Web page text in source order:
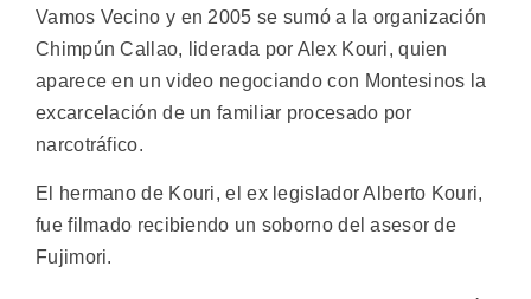
Vamos Vecino y en 2005 se sumó a la organización
Chimpún Callao, liderada por Alex Kouri, quien
aparece en un video negociando con Montesinos la
excarcelación de un familiar procesado por
narcotráfico.
El hermano de Kouri, el ex legislador Alberto Kouri,
fue filmado recibiendo un soborno del asesor de
Fujimori.